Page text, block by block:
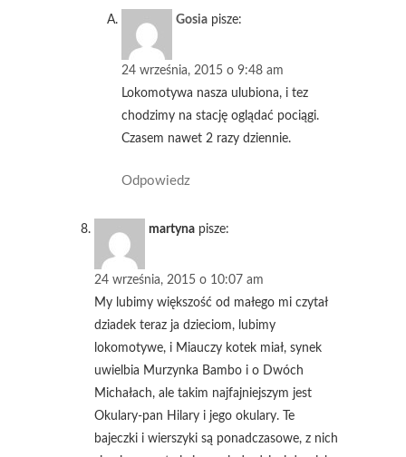
Gosia pisze:
24 września, 2015 o 9:48 am
Lokomotywa nasza ulubiona, i tez
chodzimy na stację oglądać pociągi.
Czasem nawet 2 razy dziennie.
Odpowiedz
martyna pisze:
24 września, 2015 o 10:07 am
My lubimy większość od małego mi czytał
dziadek teraz ja dzieciom, lubimy
lokomotywe, i Miauczy kotek miał, synek
uwielbia Murzynka Bambo i o Dwóch
Michałach, ale takim najfajniejszym jest
Okulary-pan Hilary i jego okulary. Te
bajeczki i wierszyki są ponadczasowe, z nich